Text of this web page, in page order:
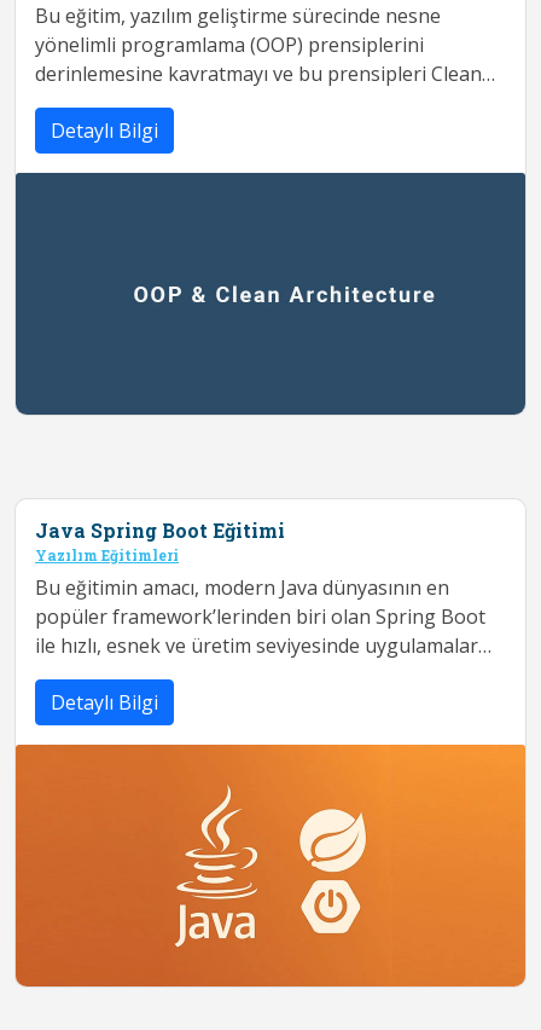
Bu eğitim, yazılım geliştirme sürecinde nesne
yönelimli programlama (OOP) prensiplerini
derinlemesine kavratmayı ve bu prensipleri Clean
Architecture yaklaşımıyla birleştirerek sür...
Detaylı Bilgi
Java Spring Boot Eğitimi
Yazılım Eğitimleri
Bu eğitimin amacı, modern Java dünyasının en
popüler framework’lerinden biri olan Spring Boot
ile hızlı, esnek ve üretim seviyesinde uygulamalar
geliştirmektir. Spring Boot, karma...
Detaylı Bilgi